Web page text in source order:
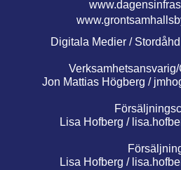
Digitala Medier /
Jon Mattias Högberg /
Lisa Hofberg /
Lisa Hofberg /